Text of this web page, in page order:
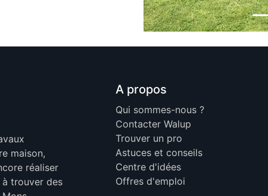
maison,
réaliser
à trouver des
A propos
Qui sommes-nous ?
Contacter Walup
Trouver un pro
Astuces et conseils
Centre d'idées
Offres d'emploi